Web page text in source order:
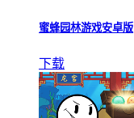
蜜蜂园林游戏安卓版
下载